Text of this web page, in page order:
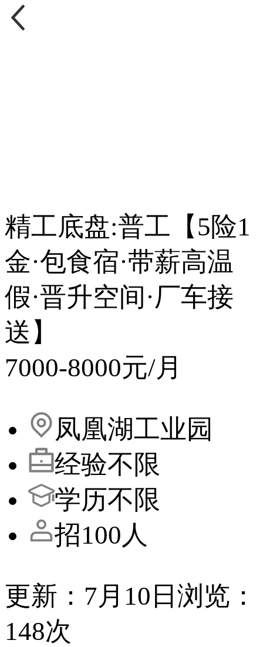
精工底盘:普工【5险1
金·包食宿·带薪高温
假·晋升空间·厂车接
送】
7000-8000元/月
凤凰湖工业园
经验不限
学历不限
招100人
更新：7月10日 浏览：
148次